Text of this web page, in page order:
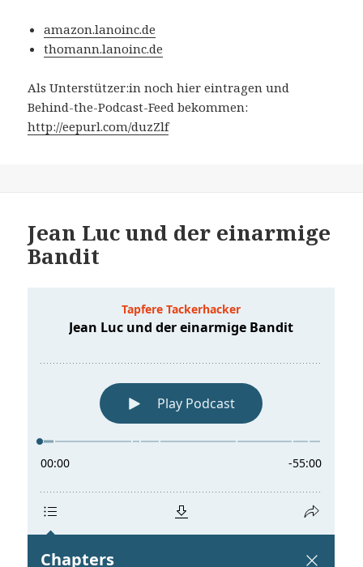
amazon.lanoinc.de
thomann.lanoinc.de
Als Unterstützer:in noch hier eintragen und
Behind-the-Podcast-Feed bekommen:
http://eepurl.com/duzZlf
Jean Luc und der einarmige
Bandit